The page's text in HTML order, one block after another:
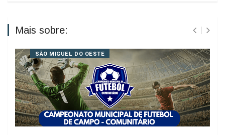
Mais sobre:
SÃO MIGUEL DO OESTE